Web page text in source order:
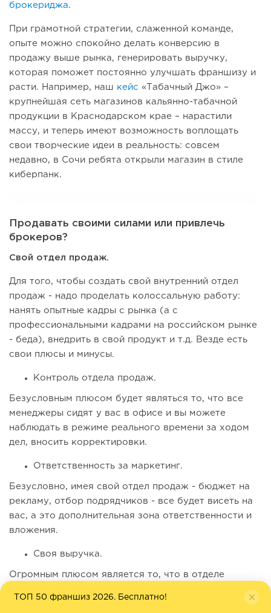
брокериджа.
При грамотной стратегии, слаженной команде,
опыте можно спокойно делать конверсию в
продажу выше рынка, генерировать выручку,
которая поможет постоянно улучшать франшизу и
расти. Например, наш кейс «Табачный Джо» –
крупнейшая сеть магазинов кальянно-табачной
продукции в Краснодарском крае – нарастили
массу, и теперь имеют возможность воплощать
свои творческие идеи в реальность: совсем
недавно, в Сочи ребята открыли магазин в стиле
киберпанк.
Продавать своими силами или привлечь
брокеров?
Свой отдел продаж.
Для того, чтобы создать свой внутренний отдел
продаж - надо проделать колоссальную работу:
нанять опытные кадры с рынка (а с
профессиональными кадрами на российском рынке
- беда), внедрить в свой продукт и т.д. Везде есть
свои плюсы и минусы.
Контроль отдела продаж.
Безусловным плюсом будет являться то, что все
менеджеры сидят у вас в офисе и вы можете
наблюдать в режиме реального времени за ходом
дел, вносить корректировки.
Ответственность за маркетинг.
Безусловно, имея свой отдел продаж - бюджет на
рекламу, отбор подрядчиков - все будет висеть на
вас, а это дополнительная зона ответственности и
вложения.
Своя выручка.
Огромным плюсом является то, что в отделе
продаж для каждого менеджера будет установлена
фиксированная заработная плата + процент или
ТОП 50 франшиз 2026. Бесплатно!